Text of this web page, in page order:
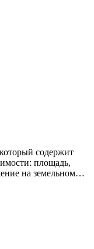
содержит
площадь,
на земельном…